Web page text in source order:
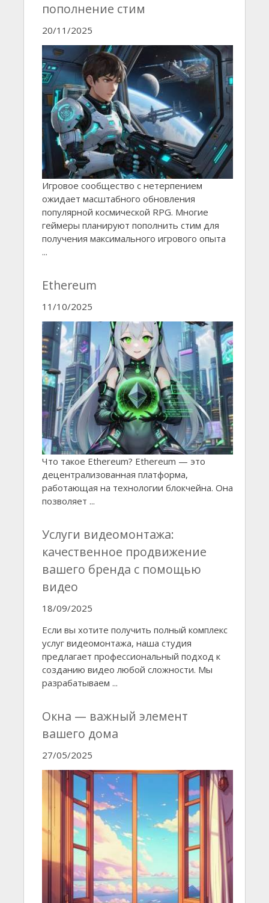
пополнение стим
20/11/2025
Игровое сообщество с нетерпением
ожидает масштабного обновления
популярной космической RPG. Многие
геймеры планируют пополнить стим для
получения максимального игрового опыта
...
Ethereum
11/10/2025
Что такое Ethereum? Ethereum — это
децентрализованная платформа,
работающая на технологии блокчейна. Она
позволяет ...
Услуги видеомонтажа:
качественное продвижение
вашего бренда с помощью
видео
18/09/2025
Если вы хотите получить полный комплекс
услуг видеомонтажа, наша студия
предлагает профессиональный подход к
созданию видео любой сложности. Мы
разрабатываем ...
Окна — важный элемент
вашего дома
27/05/2025